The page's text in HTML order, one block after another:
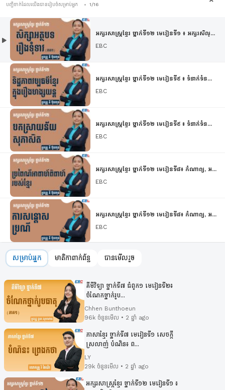
បញ្ជីចាក់ដែលយើងបានរៀបចំសម្រាប់អ្នក 1/16
អក្សរសាស្រ្ដខ្មែរ ថ្នាក់ទី១២ មេរៀនទី១ ៖ អក្សរសិល្...
EBC
អក្សរសាស្រ្ដខ្មែរ ថ្នាក់ទី១២ មេរៀនទី៩ ៖ ទំនាក់ទំន...
EBC
អក្សរសាស្រ្ដខ្មែរ ថ្នាក់ទី១២ មេរៀនទី៩ ៖ ទំនាក់ទំន...
EBC
អក្សរសាស្រ្ដខ្មែរ ថ្នាក់ទី១២ មេរៀនទី៨៖ កំណាព្យ, អ...
EBC
អក្សរសាស្រ្ដខ្មែរ ថ្នាក់ទី១២ មេរៀនទី៨៖ កំណាព្យ, អ...
EBC
អក្សរសាស្រ្ដខ្មែរ ថ្នាក់ទី១២ មេរៀនទី៨៖ កំណាព្យ, ស...
អក្សរសាស្រ្ដខ្មែរ ថ្នាក់ទី១២ មេរៀនទី៨៖ កំណាព្យ, ប...
EBC
អក្សរសាស្រ្ដខ្មែរ ថ្នាក់ទី១២ មេរៀនទី៨៖ កំណាព្យ, ប...
EBC
សម្រាប់អ្នក មាតិកាពាក់ព័ន្ធ បានមើលរួច
គីមីវិទ្យា ថ្នាក់ទី៧ ជំពូក១ មេរៀនទី២៖
ចំណែកថ្នាក់រូប...
Chhen Bunthoeun
96k ចំនួនមើល • 2 ឆ្នាំ ago
ភាសាខ្មែរ ថ្នាក់ទី៧ មេរៀនទី១ សេចក្ដី
ស្រលាញ់ បំណិន៖ ព...
LY
29k ចំនួនមើល • 2 ឆ្នាំ ago
អក្សរសាស្រ្ដខ្មែរ ថ្នាក់ទី១២ មេរៀនទី១ ៖